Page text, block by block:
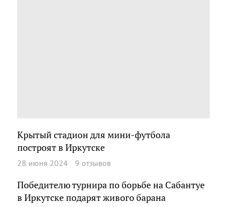
Крытый стадион для мини-футбола
построят в Иркутске
28 июня 2024 9 отзывов
Победителю турнира по борьбе на Сабантуе
в Иркутске подарят живого барана